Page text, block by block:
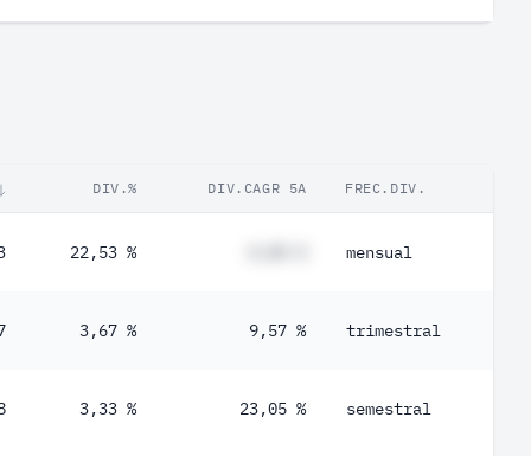
DIV.% DIV.CAGR 5A FREC.DIV.
22,53 % mensual
3,67 % 9,57 % trimestral
3,33 % 23,05 % semestral